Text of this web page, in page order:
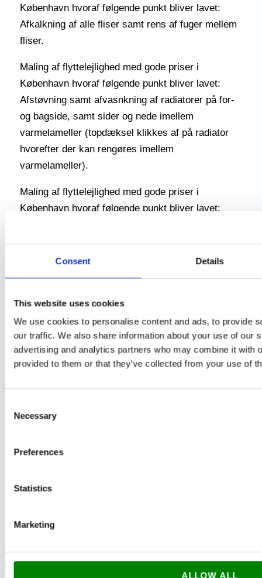
Consent Details
This website uses cookies
We use cookies to personalise content and ads, to provide
our traffic. We also share information about your use of our
advertising and analytics partners who may combine it with
provided to them or that they’ve collected from your use of
Selection
Necessary
Preferences
Statistics
Marketing
ALLOW ALL
København hvoraf følgende punkt bliver lavet:
Afkalkning af alle fliser samt rens af fuger mellem
fliser.
Maling af flyttelejlighed med gode priser i
København hvoraf følgende punkt bliver lavet:
Afstøvning samt afvasnkning af radiatorer på for-
og bagside, samt sider og nede imellem
varmelameller (topdæksel klikkes af på radiator
hvorefter der kan rengøres imellem
varmelameller).
Maling af flyttelejlighed med gode priser i
København hvoraf følgende punkt bliver lavet:
København hvoraf følgende punkt bliver lavet:
Maling af flyttelejlighed med gode priser i
København hvoraf følgende punkt bliver lavet:
Afrensning samt afvaskning af vaskemaskine.
Maling af flyttelejlighed med gode priser i
København hvoraf følgende punkt bliver lavet:
opvaskemaskine samt dæksel og dækselgevind
Afvaskning samt aftørring af front dæksler til
forekomme 2 dæksler på hver maskine)
Maling af flyttelejlighed med gode priser i
København hvoraf følgende punkt bliver lavet: